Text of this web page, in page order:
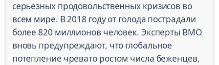
серьезных продовольственных кризисов во
всем мире. В 2018 году от голода пострадали
более 820 миллионов человек. Эксперты ВМО
вновь предупреждают, что глобальное
потепление чревато ростом числа беженцев,